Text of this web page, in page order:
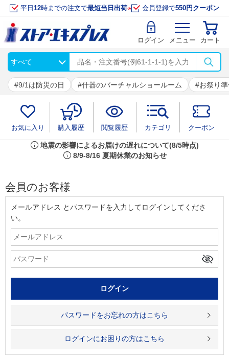
平日 12時までの注文で最短当日出荷※ 会員登録で550円クーポン
ログイン メニュー カート
9/1は防災の日 什器のバーチャルショールーム お祭り
お気に入り 購入履歴 閲覧履歴 カテゴリ クーポン
info 地震の影響によるお届けの遅れについて(8/5時点)
info 8/9-8/16 夏期休業のお知らせ
会員のお客様
メールアドレス とパスワードを入力してログインしてくださ
い。
パスワードをお忘れの方はこちら
ログインにお困りの方はこちら